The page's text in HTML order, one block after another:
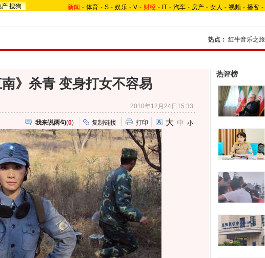
产 搜狗 新闻 - 体育 - S - 娱乐 - V - 财经 - IT - 汽车 - 房产 - 女人 - 视频 - 播客 -
热点： 红牛音乐之旅
》杀青 变身打女不容易
2010年12月24日15:33
我来说两句(0) 复制链接 打印 大 中 小
热评榜